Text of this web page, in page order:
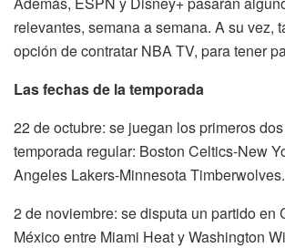
relevantes, semana a semana. A su vez,
opción de contratar NBA TV, para tener
Las fechas de la temporada
22 de octubre: se juegan los primeros
temporada regular: Boston Celtics-New
Angeles Lakers-Minnesota Timberwolves.
2 de noviembre: se disputa un partido en
México entre Miami Heat y Washington